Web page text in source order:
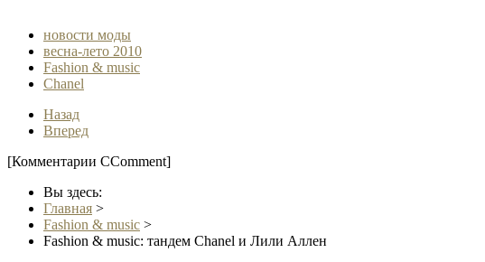
новости моды
весна-лето 2010
Fashion & music
Chanel
Назад
Вперед
[Комментарии CComment]
Вы здесь:
Главная >
Fashion & music >
Fashion & music: тандем Chanel и Лили Аллен